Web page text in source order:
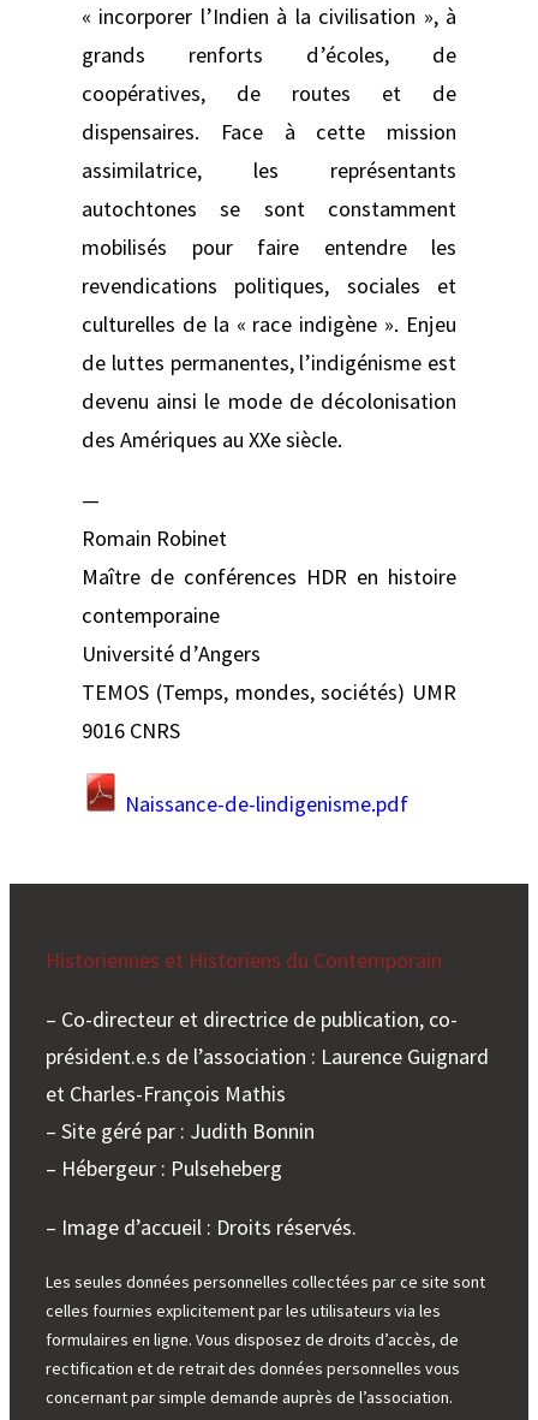
« incorporer l’Indien à la civilisation », à
grands renforts d’écoles, de
coopératives, de routes et de
dispensaires. Face à cette mission
assimilatrice, les représentants
autochtones se sont constamment
mobilisés pour faire entendre les
revendications politiques, sociales et
culturelles de la « race indigène ». Enjeu
de luttes permanentes, l’indigénisme est
devenu ainsi le mode de décolonisation
des Amériques au XXe siècle.
—
Romain Robinet
Maître de conférences HDR en histoire
contemporaine
Université d’Angers
TEMOS (Temps, mondes, sociétés) UMR
9016 CNRS
Naissance-de-lindigenisme.pdf
Historiennes et Historiens du Contemporain
– Co-directeur et directrice de publication, co-
président.e.s de l’association : Laurence Guignard
et Charles-François Mathis
– Site géré par : Judith Bonnin
– Hébergeur : Pulseheberg
– Image d’accueil : Droits réservés.
Les seules données personnelles collectées par ce site sont
celles fournies explicitement par les utilisateurs via les
formulaires en ligne. Vous disposez de droits d’accès, de
rectification et de retrait des données personnelles vous
concernant par simple demande auprès de l’association.